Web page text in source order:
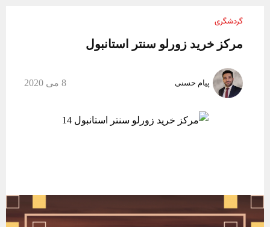
گردشگری
مرکز خرید زورلو سنتر استانبول
پیام حسنی 8 می 2020